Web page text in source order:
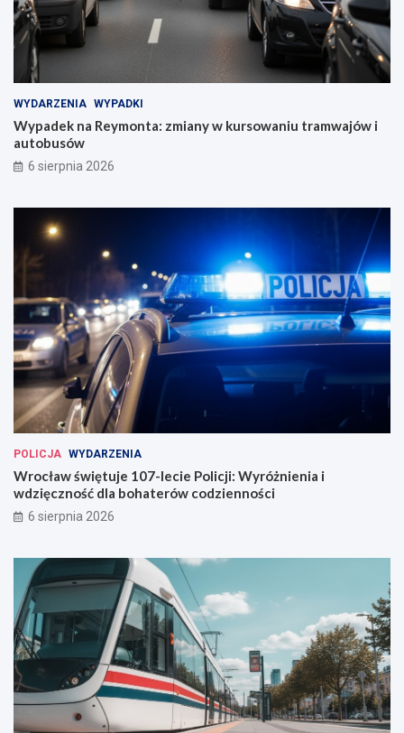
WYDARZENIA WYPADKI
Wypadek na Reymonta: zmiany w kursowaniu tramwajów i
autobusów
6 sierpnia 2026
POLICJA WYDARZENIA
Wrocław świętuje 107-lecie Policji: Wyróżnienia i
wdzięczność dla bohaterów codzienności
6 sierpnia 2026